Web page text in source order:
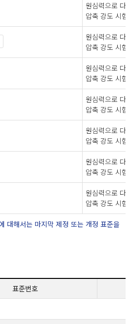
원심력으로 다
압축 강도 시험
원심력으로 다
압축 강도 시험
원심력으로 다
압축 강도 시험
원심력으로 다
압축 강도 시험
원심력으로 다
압축 강도 시험
원심력으로 다
압축 강도 시험
원심력으로 다
압축 강도 시험
대해서는 마지막 제정 또는 개정 표준을
표준번호